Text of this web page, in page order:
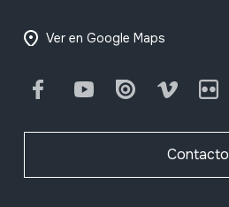
Ver en Google Maps
FacebookYoutube Issuu Vimeo
Contacto